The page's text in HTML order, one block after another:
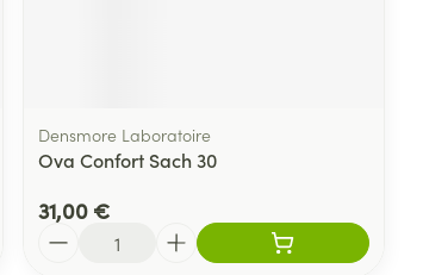
Densmore Laboratoire
Ova Confort Sach 30
31,00 €